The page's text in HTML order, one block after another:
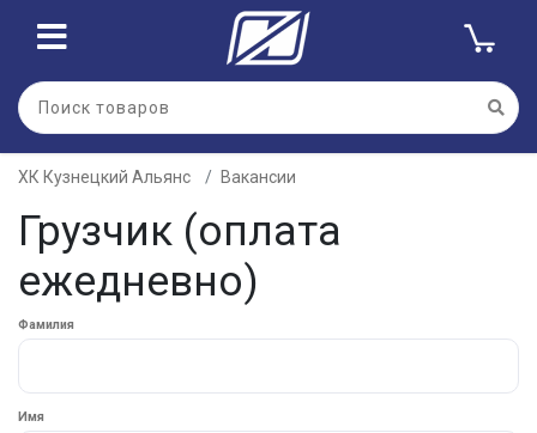
ХК Кузнецкий Альянс Вакансии
Грузчик (оплата
ежедневно)
Фамилия
Имя